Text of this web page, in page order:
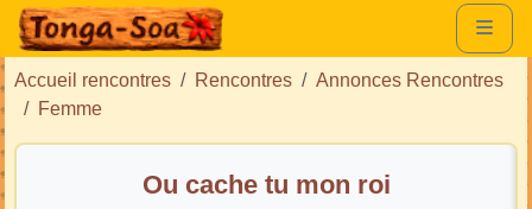
Accueil rencontres Rencontres
Annonces Rencontres
Femme
Ou cache tu mon roi